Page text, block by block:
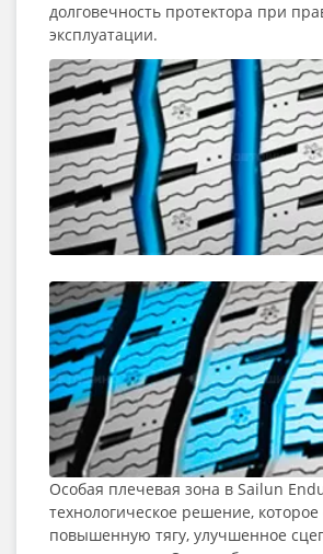
долговечность протектора при
эксплуатации.
Особая плечевая зона в Sailun
технологическое решение, которое
повышенную тягу, улучшенное